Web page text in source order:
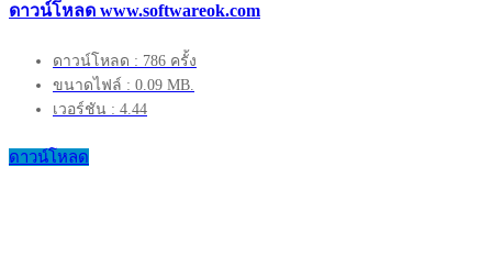
ดาวน์โหลด www.softwareok.com
ดาวน์โหลด : 786 ครั้ง
ขนาดไฟล์ : 0.09 MB.
เวอร์ชัน : 4.44
ดาวน์โหลด